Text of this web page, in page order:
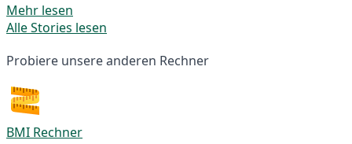
Mehr lesen
Alle Stories lesen
Probiere unsere anderen Rechner
BMI Rechner